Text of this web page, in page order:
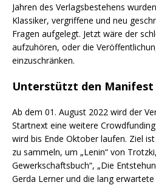
Jahren des Verlagsbestehens
Klassiker, vergriffene und neu
Fragen aufgelegt. Jetzt wäre der
aufzuhören, oder die
einzuschränken.
Unterstützt den Manifest
Ab dem 01. August 2022 wird der
Startnext eine weitere
wird bis Ende Oktober laufen. Ziel
zu sammeln, um „Lenin“ von
Gewerkschaftsbuch“, „Die
Gerda Lerner und die lang